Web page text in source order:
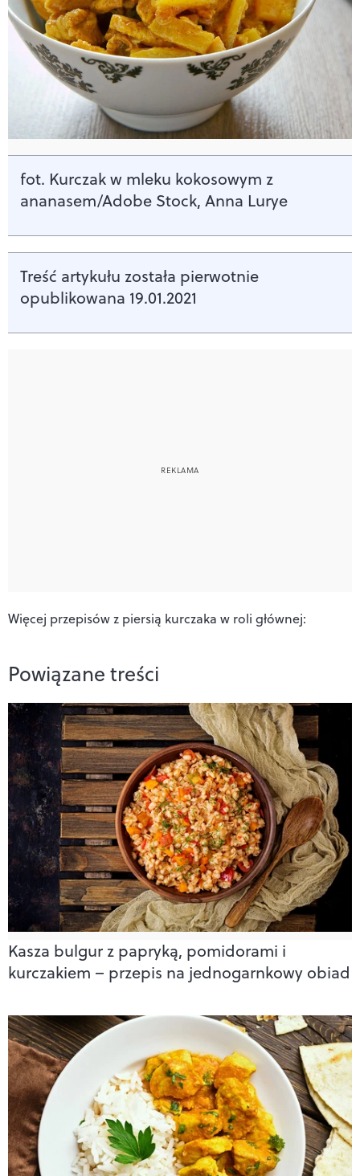
fot. Kurczak w mleku kokosowym z
ananasem/Adobe Stock, Anna Lurye
Treść artykułu została pierwotnie
opublikowana 19.01.2021
Więcej przepisów z piersią kurczaka w roli głównej:
Powiązane treści
Kasza bulgur z papryką, pomidorami i
kurczakiem – przepis na jednogarnkowy obiad